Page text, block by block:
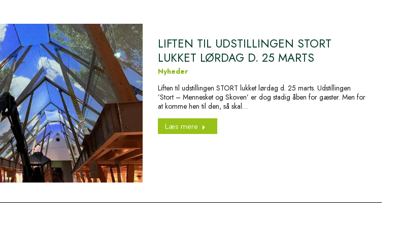
LIFTEN TIL UDSTILLINGEN STORT
LUKKET LØRDAG D. 25 MARTS
Nyheder
Liften til udstillingen STORT lukket lørdag d. 25 marts. Udstillingen
’Stort – Mennesket og Skoven’ er dog stadig åben for gæster. Men for
at komme hen til den, så skal…
Læs mere